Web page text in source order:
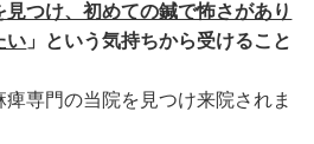
つけ、初めての鍼で怖さがあり
い 」という気持ちから受けること
専門の当院を見つけ来院されま